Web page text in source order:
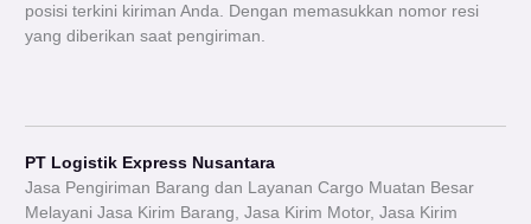
posisi terkini kiriman Anda. Dengan memasukkan nomor resi
yang diberikan saat pengiriman.
PT Logistik Express Nusantara
Jasa Pengiriman Barang dan Layanan Cargo Muatan Besar
Melayani Jasa Kirim Barang, Jasa Kirim Motor, Jasa Kirim